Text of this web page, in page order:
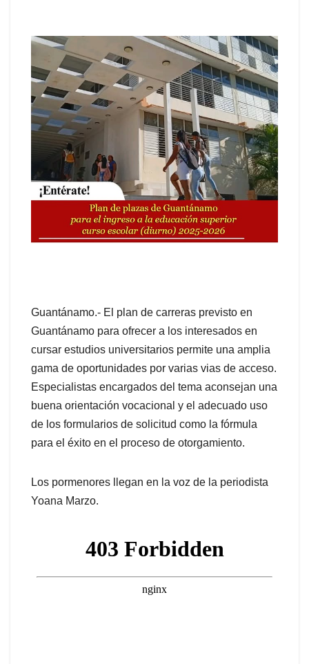
Guantánamo.- El plan de carreras previsto en
Guantánamo para ofrecer a los interesados en
cursar estudios universitarios permite una amplia
gama de oportunidades por varias vias de acceso.
Especialistas encargados del tema aconsejan una
buena orientación vocacional y el adecuado uso
de los formularios de solicitud como la fórmula
para el éxito en el proceso de otorgamiento.
Los pormenores llegan en la voz de la periodista
Yoana Marzo.